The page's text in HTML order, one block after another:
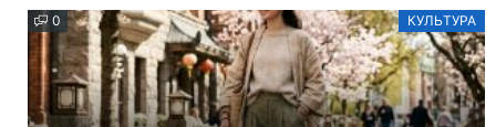
0 КУЛЬТУРА